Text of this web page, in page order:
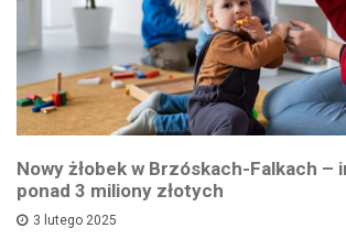
Nowy żłobek w Brzóskach-Falkach –
ponad 3 miliony złotych
3 lutego 2025